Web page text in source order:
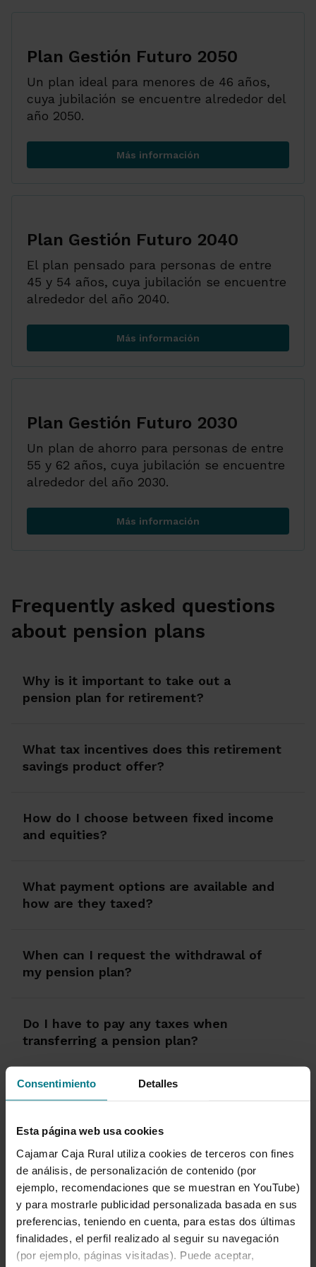
Consentimiento Detalles
Esta página web usa cookies
Cajamar Caja Rural utiliza cookies de terceros con fines
de análisis, de personalización de contenido (por
ejemplo, recomendaciones que se muestran en YouTube)
y para mostrarle publicidad personalizada basada en sus
preferencias, teniendo en cuenta, para estas dos últimas
finalidades, el perfil realizado al seguir su navegación
(por ejemplo, páginas visitadas). Puede aceptar,
Plan Gestión Futuro 2050
Un plan ideal para menores de 46 años,
cuya jubilación se encuentre alrededor del
año 2050.
Más informaciónPlan Gestión Futuro 2050
Plan Gestión Futuro 2040
El plan pensado para personas de entre
45 y 54 años, cuya jubilación se encuentre
alrededor del año 2040.
Más informaciónPlan Gestión Futuro 2040
Plan Gestión Futuro 2030
Un plan de ahorro para personas de entre
55 y 62 años, cuya jubilación se encuentre
alrededor del año 2030.
Más informaciónPlan Gestión Futuro 2030
Frequently asked questions
about pension plans
Why is it important to take out a
pension plan for retirement?
What tax incentives does this retirement
savings product offer?
How do I choose between fixed income
and equities?
What payment options are available and
how are they taxed?
When can I request the withdrawal of
my pension plan?
Do I have to pay any taxes when
transferring a pension plan?
Read more
Find out more about
retirement
1 de 1